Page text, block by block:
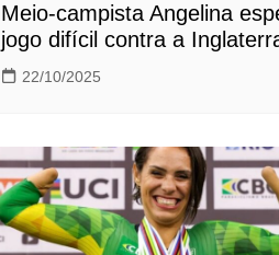
Meio-campista Angelina
jogo difícil contra a
22/10/2025